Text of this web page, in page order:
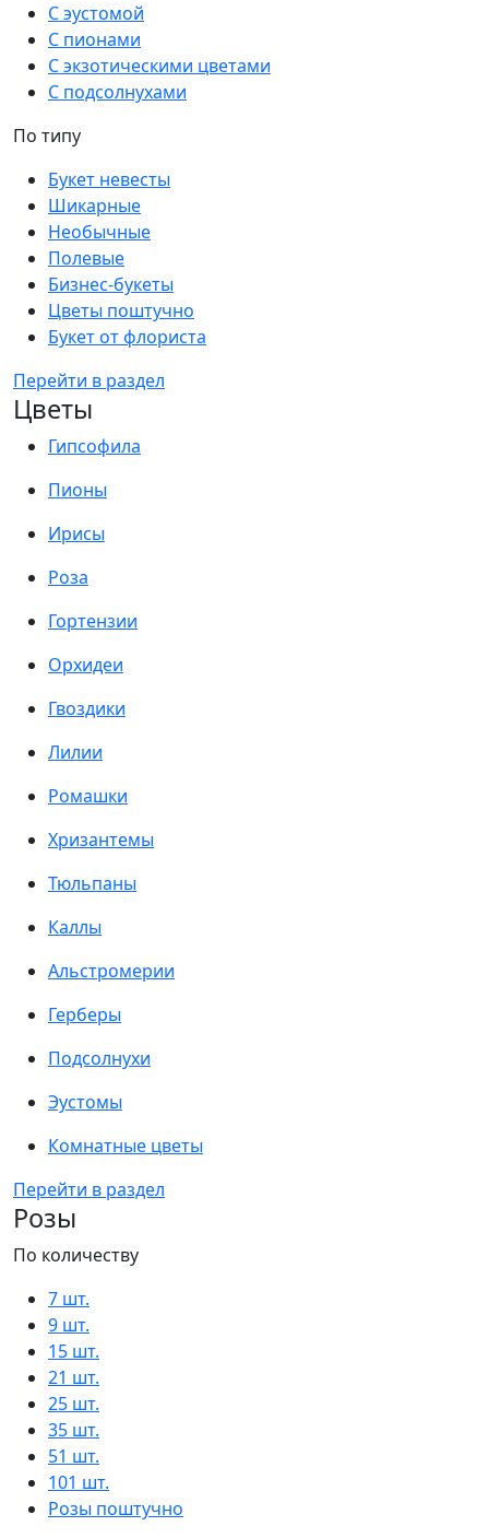
С эустомой
С пионами
С экзотическими цветами
С подсолнухами
По типу
Букет невесты
Шикарные
Необычные
Полевые
Бизнес-букеты
Цветы поштучно
Букет от флориста
Перейти в раздел
Цветы
Гипсофила
Пионы
Ирисы
Роза
Гортензии
Орхидеи
Гвоздики
Лилии
Ромашки
Хризантемы
Тюльпаны
Каллы
Альстромерии
Герберы
Подсолнухи
Эустомы
Комнатные цветы
Перейти в раздел
Розы
По количеству
7 шт.
9 шт.
15 шт.
21 шт.
25 шт.
35 шт.
51 шт.
101 шт.
Розы поштучно